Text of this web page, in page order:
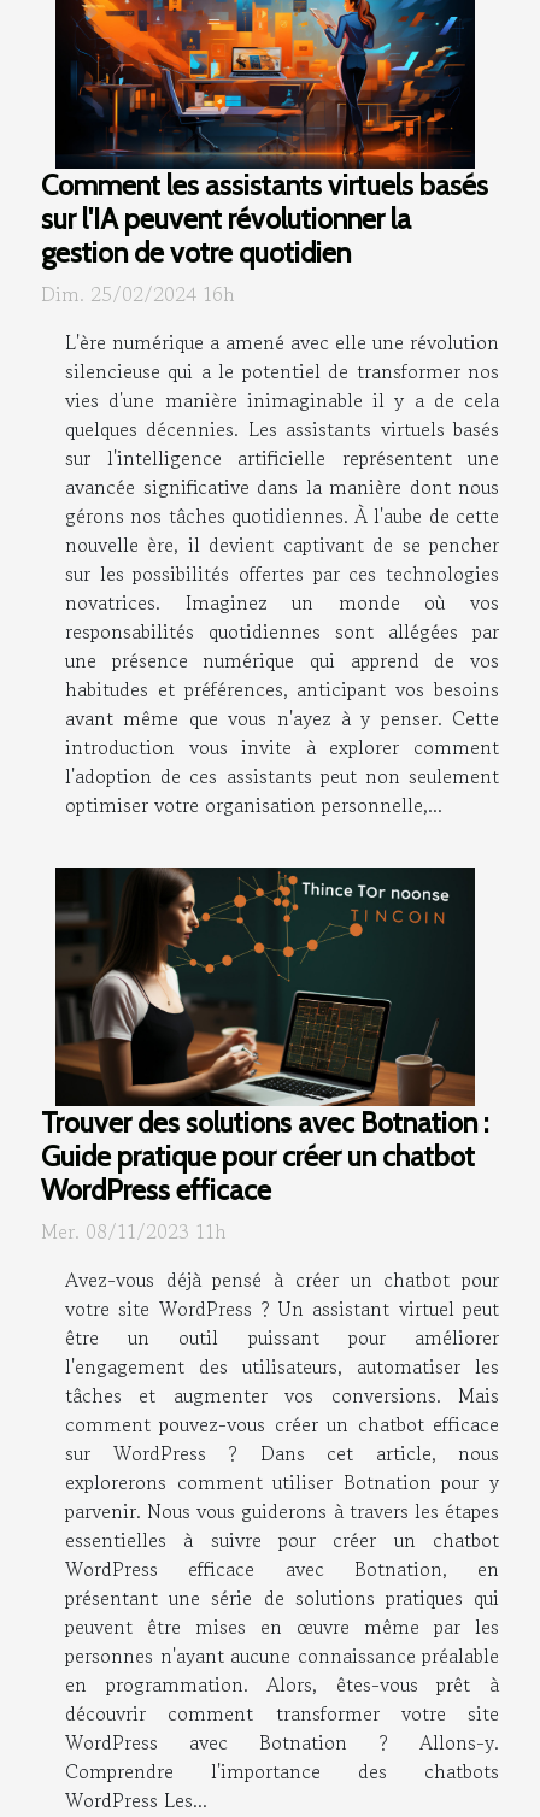
Comment les assistants virtuels basés
sur l'IA peuvent révolutionner la
gestion de votre quotidien
Dim. 25/02/2024 16h
L'ère numérique a amené avec elle une révolution
silencieuse qui a le potentiel de transformer nos
vies d'une manière inimaginable il y a de cela
quelques décennies. Les assistants virtuels basés
sur l'intelligence artificielle représentent une
avancée significative dans la manière dont nous
gérons nos tâches quotidiennes. À l'aube de cette
nouvelle ère, il devient captivant de se pencher
sur les possibilités offertes par ces technologies
novatrices. Imaginez un monde où vos
responsabilités quotidiennes sont allégées par
une présence numérique qui apprend de vos
habitudes et préférences, anticipant vos besoins
avant même que vous n'ayez à y penser. Cette
introduction vous invite à explorer comment
l'adoption de ces assistants peut non seulement
optimiser votre organisation personnelle,...
Trouver des solutions avec Botnation :
Guide pratique pour créer un chatbot
WordPress efficace
Mer. 08/11/2023 11h
Avez-vous déjà pensé à créer un chatbot pour
votre site WordPress ? Un assistant virtuel peut
être un outil puissant pour améliorer
l'engagement des utilisateurs, automatiser les
tâches et augmenter vos conversions. Mais
comment pouvez-vous créer un chatbot efficace
sur WordPress ? Dans cet article, nous
explorerons comment utiliser Botnation pour y
parvenir. Nous vous guiderons à travers les étapes
essentielles à suivre pour créer un chatbot
WordPress efficace avec Botnation, en
présentant une série de solutions pratiques qui
peuvent être mises en œuvre même par les
personnes n'ayant aucune connaissance préalable
en programmation. Alors, êtes-vous prêt à
découvrir comment transformer votre site
WordPress avec Botnation ? Allons-y.
Comprendre l'importance des chatbots
WordPress Les...